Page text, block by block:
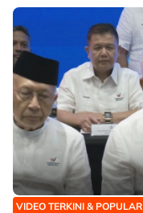
VIDEO TERKINI & POPULAR